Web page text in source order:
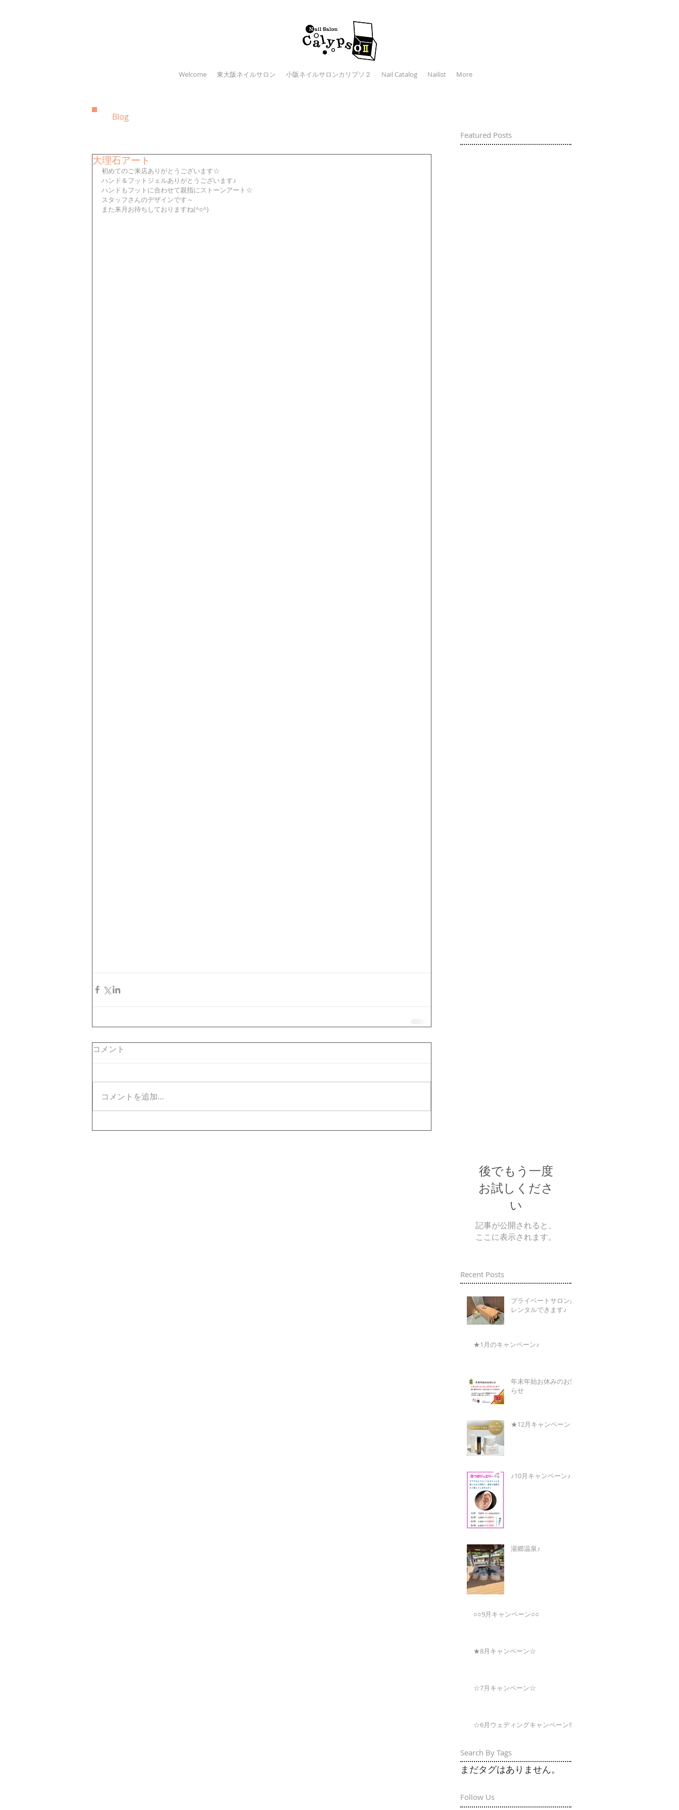
Welcome 東大阪ネイルサロン 小阪ネイルサロンカリプソ２ Nail Catalog Nailist More
Blog
Featured Posts
大理石アート
初めてのご来店ありがとうございます☆
ハンド＆フットジェルありがとうございます♪
ハンドもフットに合わせて親指にストーンアート☆
スタッフさんのデザインです～
また来月お待ちしておりますね(^○^)
コメント
コメントを追加…
後でもう一度
お試しくださ
い
記事が公開されると、
ここに表示されます。
Recent Posts
Search By Tags
プライベートサロンが
レンタルできます♪
★1月のキャンペーン♪
年末年始お休みのお知
らせ
★12月キャンペーン★
♪10月キャンペーン♪
湯郷温泉♪
○○9月キャンペーン○○
★8月キャンペーン☆
☆7月キャンペーン☆
☆6月ウェディングキャンペーン🌸
まだタグはありません。
Follow Us